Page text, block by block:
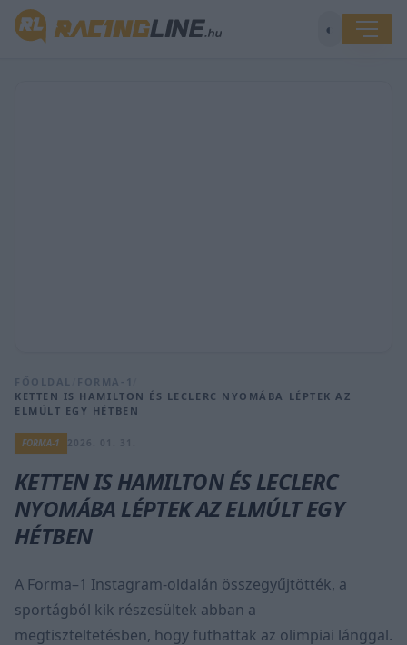
◐
FŐOLDAL FORMA-1
KETTEN IS HAMILTON ÉS LECLERC NYOMÁBA LÉPTEK AZ
ELMÚLT EGY HÉTBEN
FORMA-1
KETTEN IS HAMILTON ÉS LECLERC
NYOMÁBA LÉPTEK AZ ELMÚLT EGY
HÉTBEN
A Forma–1 Instagram-oldalán összegyűjtötték, a
sportágból kik részesültek abban a
megtiszteltetésben, hogy futhattak az olimpiai lánggal.